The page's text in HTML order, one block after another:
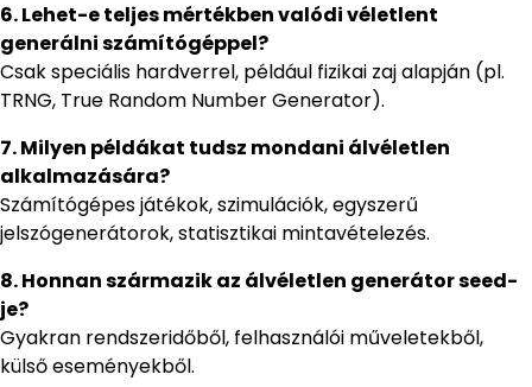
6. Lehet-e teljes mértékben valódi véletlent
generálni számítógéppel?
Csak speciális hardverrel, például fizikai zaj alapján (pl.
TRNG, True Random Number Generator).
7. Milyen példákat tudsz mondani álvéletlen
alkalmazására?
Számítógépes játékok, szimulációk, egyszerű
jelszógenerátorok, statisztikai mintavételezés.
8. Honnan származik az álvéletlen generátor seed-
je?
Gyakran rendszeridőből, felhasználói műveletekből,
külső eseményekből.